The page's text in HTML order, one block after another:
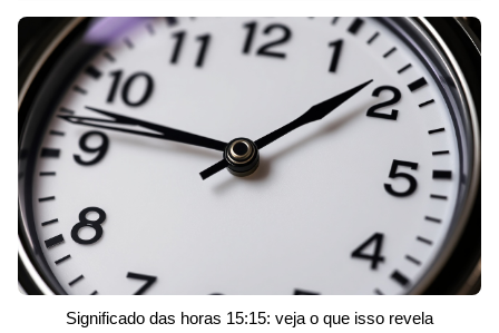
Significado das horas 15:15: veja o que isso revela